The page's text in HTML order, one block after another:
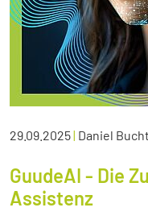
29.09.2025| Daniel
GuudeAI - Die
Assistenz